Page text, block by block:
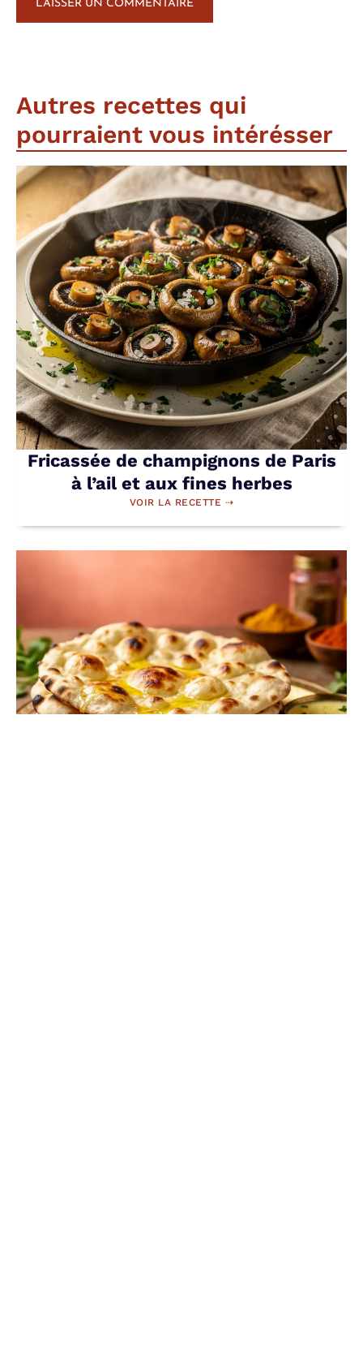
Autres recettes qui
pourraient vous intérésser
Fricassée de champignons de Paris
à l’ail et aux fines herbes
VOIR LA RECETTE ⇢